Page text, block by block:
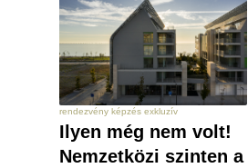
rendezvény képzés exkluzív
Ilyen még nem volt!
Nemzetközi szinten a